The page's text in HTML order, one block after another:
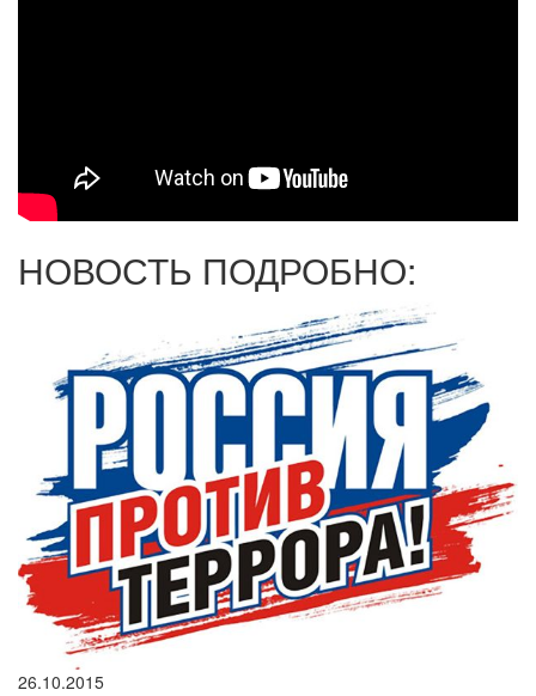
НОВОСТЬ ПОДРОБНО:
26.10.2015